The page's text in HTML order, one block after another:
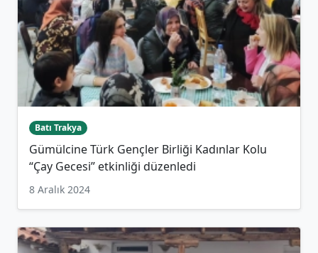
Batı Trakya
Gümülcine Türk Gençler Birliği Kadınlar Kolu
“Çay Gecesi” etkinliği düzenledi
8 Aralık 2024